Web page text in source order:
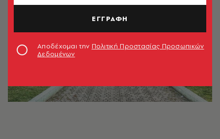
ΕΓΓΡΑΦΗ
Αποδέχομαι την Πολιτική Προστασίας Προσωπικών
Δεδομένων